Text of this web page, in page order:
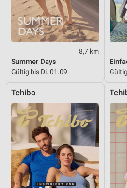
8,7 km
Summer Days
Gültig bis Di. 01.09.
Tchibo
Geräte anhand von aktiv
Informationen identifizieren
Nicht-IAB-Verarbeitungszwecke:
Performance
Funktional
Werbung